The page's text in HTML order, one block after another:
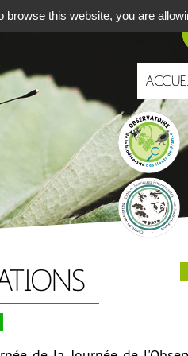
Portails
browse this website, you are